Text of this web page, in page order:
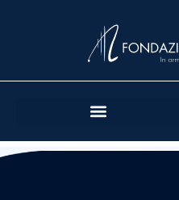
ROBOTICA
DELLA
PISA – 13 DICEMBRE
serata finale del Festival